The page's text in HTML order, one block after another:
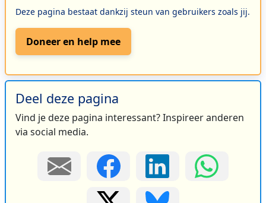
Deze pagina bestaat dankzij steun van gebruikers zoals jij.
Doneer en help mee
Deel deze pagina
Vind je deze pagina interessant? Inspireer anderen
via social media.